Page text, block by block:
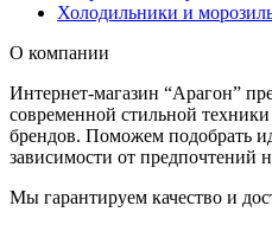
Холодильники и
О компании
Интернет-магазин “Арагон”
современной стильной
брендов. Поможем подобрать
зависимости от предпочтений
Мы гарантируем качество и